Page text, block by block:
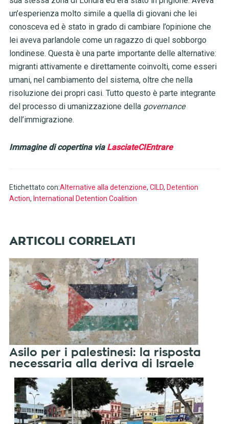
un’esperienza molto simile a quella di giovani che lei
conosceva ed è stato in grado di cambiare l’opinione che
lei aveva parlandole come un ragazzo di quel sobborgo
londinese. Questa è una parte importante delle alternative:
migranti attivamente e direttamente coinvolti, come esseri
umani, nel cambiamento del sistema, oltre che nella
risoluzione dei propri casi. Tutto questo è parte integrante
del processo di umanizzazione della governance
dell’immigrazione.
Immagine di copertina via LasciateCIEntrare
Etichettato con:Alternative alla detenzione, CILD, Detention
Action, International Detention Coalition
Asilo per i palestinesi: la risposta
necessaria alla deriva di Israele